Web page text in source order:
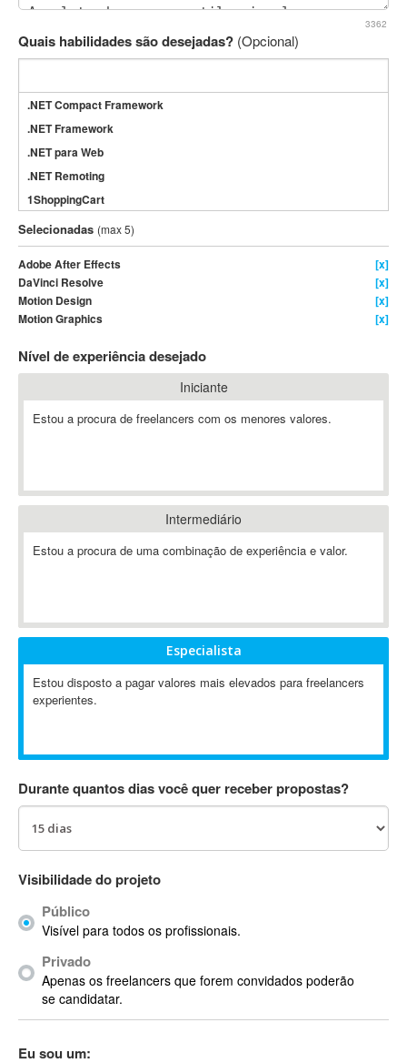
3362
Quais habilidades são desejadas? (Opcional)
.NET Compact Framework
.NET Framework
.NET para Web
.NET Remoting
1ShoppingCart
3DS Max
3GSM
4D Dimension
802.11
A&P
A2Billing
Ab Initio
ABIS
AbleCommerce
Ableton
Abstract
Abstract Window Toolkit (AWT)
AC Drives
ACDSee
ACPI
Acrobat X
Acronis
ACT
Actian
Actimize
ActionScript
Active Directory
Selecionadas (max 5)
Adobe After Effects
[x]
DaVinci Resolve
[x]
Motion Design
[x]
Motion Graphics
[x]
Nível de experiência desejado
Iniciante
Estou a procura de freelancers com os menores valores.
Intermediário
Estou a procura de uma combinação de experiência e valor.
Especialista
Estou disposto a pagar valores mais elevados para freelancers
experientes.
Durante quantos dias você quer receber propostas?
Visibilidade do projeto
Público
Visível para todos os profissionais.
Privado
Apenas os freelancers que forem convidados poderão
se candidatar.
Eu sou um: